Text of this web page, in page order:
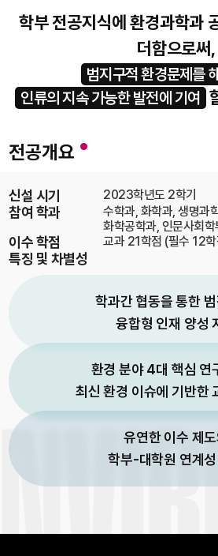
학부 전공지식에 환경과학과
더함으로써,
범지구적 환경문제를
인류의 지속 가능한 발전에 기여
전공개요
신설 시기 2023학년도 2학기
참여 학과
수학과, 화학과, 생명과
화학공학과, 인문사회
이수 학점 교과 21학점 (필수 12
특징 및 차별성
학과간 협동을 통한 범
융합형 인재 양성
환경 분야 4대 핵심 연
최신 환경 이슈에 기반한
유연한 이수 제
학부-대학원 연계